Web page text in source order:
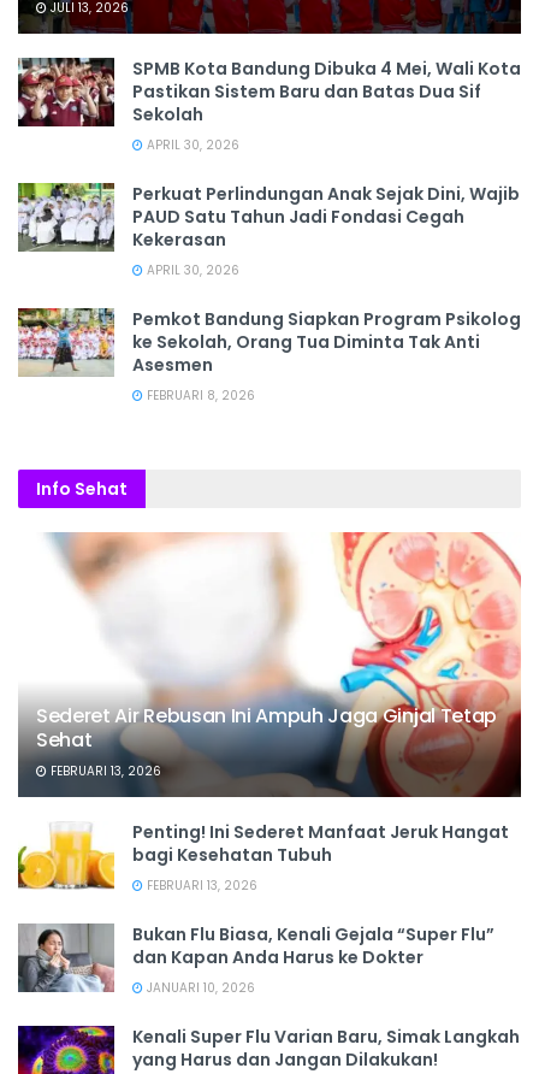
JULI 13, 2026
SPMB Kota Bandung Dibuka 4 Mei, Wali Kota
Pastikan Sistem Baru dan Batas Dua Sif
Sekolah
APRIL 30, 2026
Perkuat Perlindungan Anak Sejak Dini, Wajib
PAUD Satu Tahun Jadi Fondasi Cegah
Kekerasan
APRIL 30, 2026
Pemkot Bandung Siapkan Program Psikolog
ke Sekolah, Orang Tua Diminta Tak Anti
Asesmen
FEBRUARI 8, 2026
Info Sehat
Sederet Air Rebusan Ini Ampuh Jaga Ginjal Tetap
Sehat
FEBRUARI 13, 2026
Penting! Ini Sederet Manfaat Jeruk Hangat
bagi Kesehatan Tubuh
FEBRUARI 13, 2026
Bukan Flu Biasa, Kenali Gejala “Super Flu”
dan Kapan Anda Harus ke Dokter
JANUARI 10, 2026
Kenali Super Flu Varian Baru, Simak Langkah
yang Harus dan Jangan Dilakukan!